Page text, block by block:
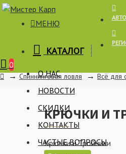
Корзина
МЕНЮ
КАТАЛОГ
О НАС
НОВОСТИ
СКИДКИ
КОНТАКТЫ
ЧАСТЫЕ ВОПРОСЫ
0
Спиннинговая ловля Всё для
КРЮЧКИ И
Крючки и Тройники